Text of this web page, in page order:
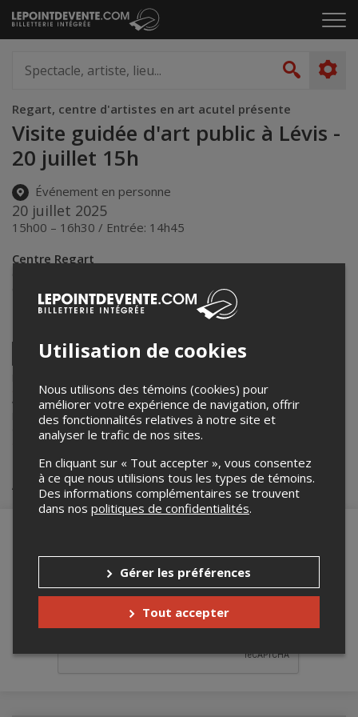
Passer
au
le
artiste,
lieu...
Regart, centre d'artistes en art acutel présente
Visite guidée d'art public à Lévis -
20 juillet 15h
Événement en personne
20 juillet 2025
15h00 – 16h30 / Entrée: 14h45
Centre Regart
Facebook
Twitter
courriel
d'artistes en art actueldans le cadre de l’affichage en ligne et la
vente de billets pour ses événements.
Pour plus d’information à propos de cet événement, veuillez
contacter l’organisateur de l’événement,Regart, centre d'artistes en
art actuel, àcommunications@centreregart.com
Achat de billets
Merci de confirmer que vous n'êtes pas un
robot ci-bas.
Utilisation de cookies
Nous utilisons des témoins (cookies) pour
améliorer votre expérience de navigation, offrir
des fonctionnalités relatives à notre site et
analyser le trafic de nos sites.
En cliquant sur « Tout accepter », vous consentez
à ce que nous utilisions tous les types de témoins.
Des informations complémentaires se trouvent
dans nos politiques de confidentialités.
Gérer les préférences
Tout accepter